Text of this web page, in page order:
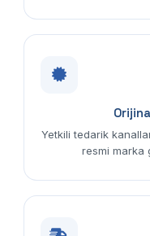
Yetkili tedarik
resmi marka